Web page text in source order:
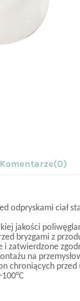
Komentarze(0)
odpryskami ciał
jakości
bryzgami z
i zatwierdzone
na
chroniących